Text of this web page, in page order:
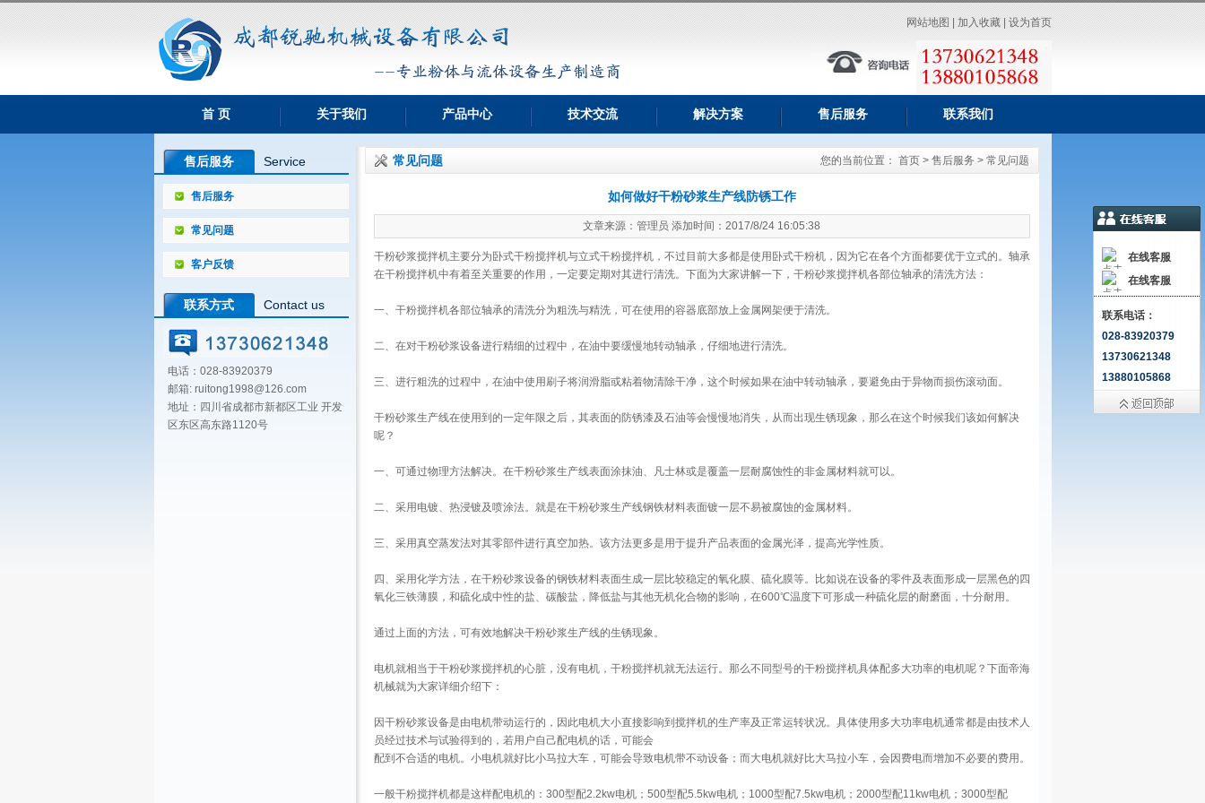
网站地图|加入收藏|设为首页
首 页 关于我们 产品中心 技术交流 解决方案 售后服务 联系我们
售后服务 Service
售后服务
常见问题
客户反馈
联系方式 Contact us
电话：028-83920379
邮箱: ruitong1998@126.com
地址：四川省成都市新都区工业 开发
区东区高东路1120号
常见问题 您的当前位置： 首页> 售后服务 > 常见问题
如何做好干粉砂浆生产线防锈工作
文章来源：管理员 添加时间：2017/8/24 16:05:38
干粉砂浆搅拌机主要分为卧式干粉搅拌机与立式干粉搅拌机，不过目前大多都是使用卧式干粉机，因为它在各个方面都要优于立式的。轴承
在干粉搅拌机中有着至关重要的作用，一定要定期对其进行清洗。下面为大家讲解一下，干粉砂浆搅拌机各部位轴承的清洗方法：
一、干粉搅拌机各部位轴承的清洗分为粗洗与精洗，可在使用的容器底部放上金属网架便于清洗。
二、在对干粉砂浆设备进行精细的过程中，在油中要缓慢地转动轴承，仔细地进行清洗。
三、进行粗洗的过程中，在油中使用刷子将润滑脂或粘着物清除干净，这个时候如果在油中转动轴承，要避免由于异物而损伤滚动面。
干粉砂浆生产线在使用到的一定年限之后，其表面的防锈漆及石油等会慢慢地消失，从而出现生锈现象，那么在这个时候我们该如何解决
呢？
一、可通过物理方法解决。在干粉砂浆生产线表面涂抹油、凡士林或是覆盖一层耐腐蚀性的非金属材料就可以。
二、采用电镀、热浸镀及喷涂法。就是在干粉砂浆生产线钢铁材料表面镀一层不易被腐蚀的金属材料。
三、采用真空蒸发法对其零部件进行真空加热。该方法更多是用于提升产品表面的金属光泽，提高光学性质。
四、采用化学方法，在干粉砂浆设备的钢铁材料表面生成一层比较稳定的氧化膜、硫化膜等。比如说在设备的零件及表面形成一层黑色的四
氧化三铁薄膜，和硫化成中性的盐、碳酸盐，降低盐与其他无机化合物的影响，在600℃温度下可形成一种硫化层的耐磨面，十分耐用。
通过上面的方法，可有效地解决干粉砂浆生产线的生锈现象。
电机就相当于干粉砂浆搅拌机的心脏，没有电机，干粉搅拌机就无法运行。那么不同型号的干粉搅拌机具体配多大功率的电机呢？下面帝海
机械就为大家详细介绍下：
因干粉砂浆设备是由电机带动运行的，因此电机大小直接影响到搅拌机的生产率及正常运转状况。具体使用多大功率电机通常都是由技术人
员经过技术与试验得到的，若用户自己配电机的话，可能会
配到不合适的电机。小电机就好比小马拉大车，可能会导致电机带不动设备；而大电机就好比大马拉小车，会因费电而增加不必要的费用。
一般干粉搅拌机都是这样配电机的：300型配2.2kw电机；500型配5.5kw电机；1000型配7.5kw电机；2000型配11kw电机；3000型配
在线客服
在线客服
联系电话：
028-83920379
13730621348
13880105868